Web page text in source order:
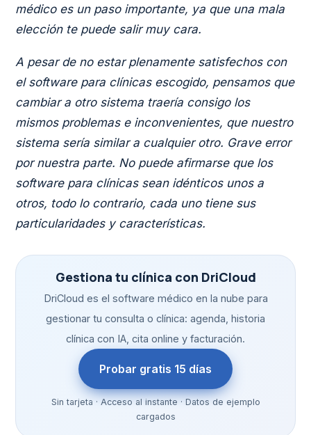
médico es un paso importante, ya que una mala
elección te puede salir muy cara.
A pesar de no estar plenamente satisfechos con
el software para clínicas escogido, pensamos que
cambiar a otro sistema traería consigo los
mismos problemas e inconvenientes, que nuestro
sistema sería similar a cualquier otro. Grave error
por nuestra parte. No puede afirmarse que los
software para clínicas sean idénticos unos a
otros, todo lo contrario, cada uno tiene sus
particularidades y características.
Gestiona tu clínica con DriCloud
DriCloud es el software médico en la nube para
gestionar tu consulta o clínica: agenda, historia
clínica con IA, cita online y facturación.
Probar gratis 15 días
Sin tarjeta · Acceso al instante · Datos de ejemplo
cargados